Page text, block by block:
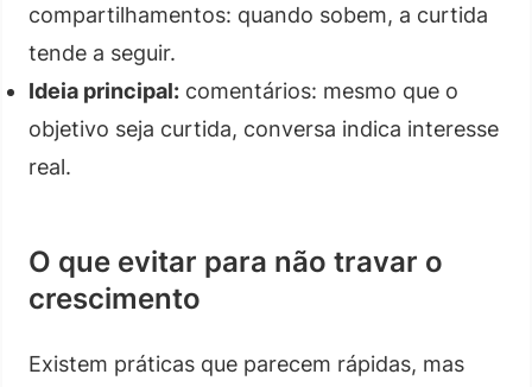
compartilhamentos: quando sobem, a curtida
tende a seguir.
Ideia principal: comentários: mesmo que o
objetivo seja curtida, conversa indica interesse
real.
O que evitar para não travar o
crescimento
Existem práticas que parecem rápidas, mas